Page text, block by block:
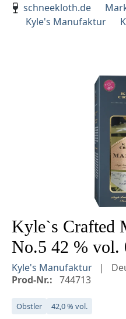
schneekloth.de
Kyle's Manufaktur
Bildergalerie überspringen
Kyle`s Crafted
No.5 42 % vol.
Kyle's Manufaktur
Prod-Nr.: 744713
Obstler 42,0 % vol.